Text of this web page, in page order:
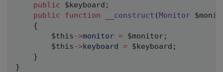
public
$keyboard ;
public
function __construct (Monitor
{
$this->monitor = $monitor;
$this->keyboard = $keyboard ;
}
}